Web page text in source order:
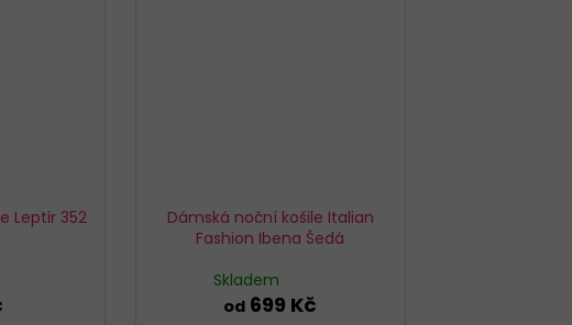
Leptir 352
Dámská noční košile Italian
Fashion Ibena Šedá
Skladem
od 699 Kč